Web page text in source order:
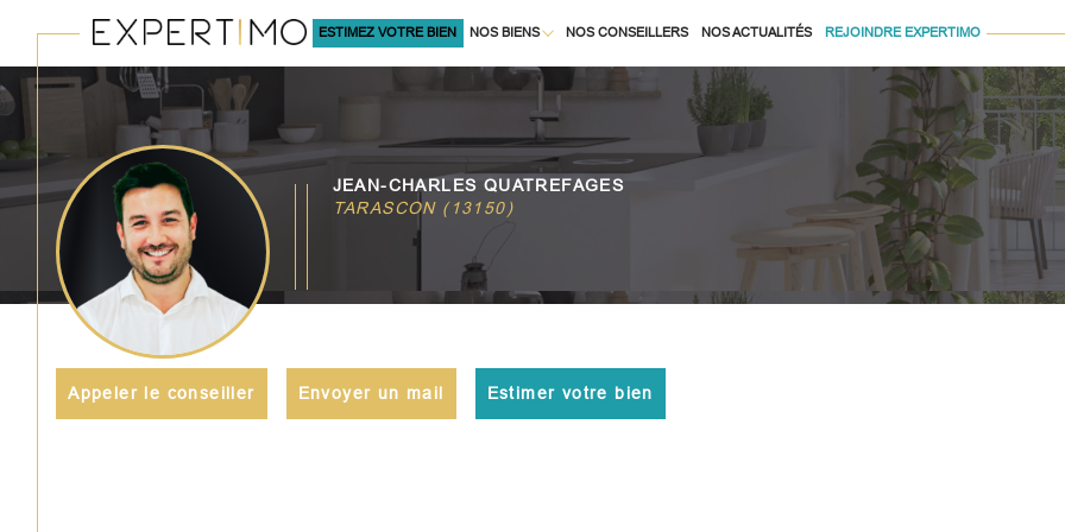
ESTIMEZ VOTRE BIEN NOS BIENS
À LA VENTE À LA LOCATION
NOS CONSEILLERS NOS ACTUALITÉS REJOINDRE EXPERTIMO
Acheter
de l'ancien
de l'immo pro
Louer
à l'année
de l'immo pro
Estimer
TYPE DE BIEN BUDGET
Voir les21175annonces
JEAN-CHARLES QUATREFAGES
TARASCON (13150)
Appeler le conseiller Envoyer un mail Estimer votre bien